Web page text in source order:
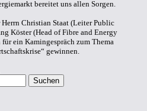
bereitet uns allen Sorgen.
Christian Staat (Leiter Public
Köster (Head of Fibre and Energy
ein Kamingespräch zum Thema
gewinnen.